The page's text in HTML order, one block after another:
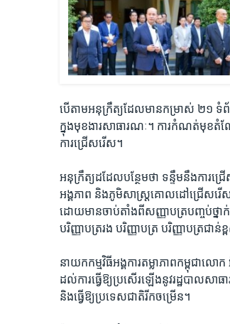
បើ​តាម​អនុក្រឹត្យ​ដែល​មាន​កម្រាស់ ​២១
ក្នុង​មុខងារ​សាធារណៈ។ ​ការ​កំណត់​មុខ​តំ
ការ​ជ្រើស​រើស។​
អនុក្រឹត្យ​ដដែល​បន្ថែម​ថា ​ទន្ទឹម​នឹង​ការ​
អង្គភាព​ និង​ភូមិសាស្ត្រ​គោល​ដៅ​ជ្រើស​រើស​
ដោយ​មាន​ចាប់​តាំង​ពី​សញ្ញា​បត្រ​បញ្ចប់​ថ្ន
បរិញ្ញា​បត្រ​រង បរិញ្ញា​បត្រ បរិញ្ញា​បត្រ​
នាយកកម្មវិធីអង្គការ​តម្លាភាព​កម្ពុជា​
ដល់​ការ​ធ្វើ​ឱ្យ​ប្រសើរ​ឡើង​នូវ​រដ្ឋបាល
និង​ធ្វើ​ឱ្យ​ប្រទេស​ជាតិ​រីក​ចម្រើន។​